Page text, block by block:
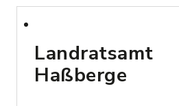
Landratsamt
Haßberge